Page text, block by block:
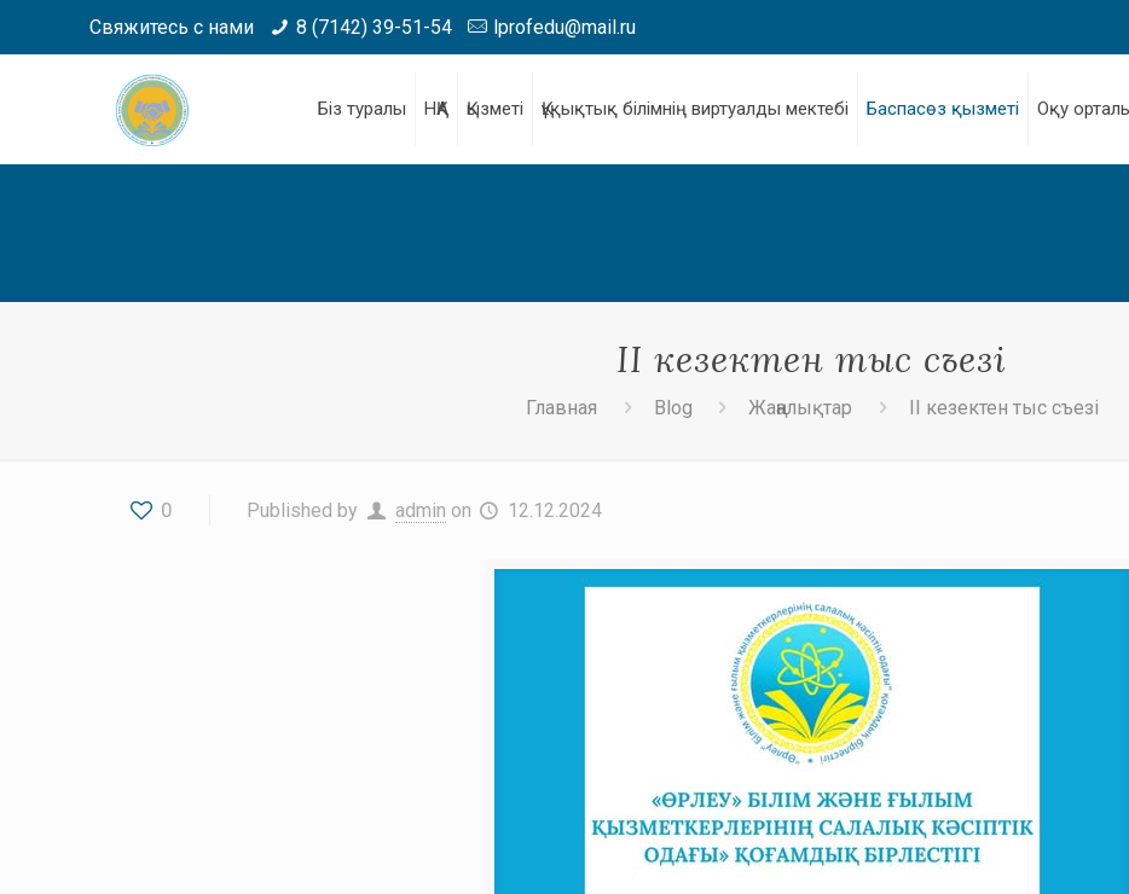
Свяжитесь с нами 8 (7142) 39-51-54 lprofedu@mail.ru
Біз туралы НҚА Қызметі Құқықтық білімнің виртуалды мектебі Баспасөз қызметі Оқу
II кезектен тыс съезі
Главная Blog Жаңалықтар II кезектен тыс съезі
0 Published by admin on 12.12.2024